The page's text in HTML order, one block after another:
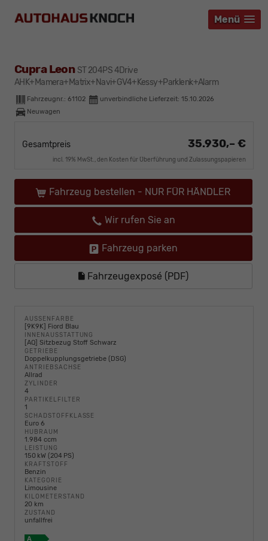
Menü
Menü
Menü
Cupra Leon ST 204PS 4Drive
AHK+Mamera+Matrix+Navi+GV4+Kessy+Parklenk+Alarm
Fahrzeugnr.: 61102 unverbindliche Lieferzeit: 15.10.2026
Neuwagen
Gesamtpreis 35.930,– €
incl. 19% MwSt., den Kosten für Überführung und Zulassungspapieren
Fahrzeug bestellen - NUR FÜR HÄNDLER
Wir rufen Sie an
Fahrzeug parken
Fahrzeugexposé (PDF)
AUSSENFARBE
[9K9K] Fiord Blau
INNENAUSSTATTUNG
[AQ] Sitzbezug Stoff Schwarz
GETRIEBE
Doppelkupplungsgetriebe (DSG)
ANTRIEBSACHSE
Allrad
ZYLINDER
4
PARTIKELFILTER
1
SCHADSTOFFKLASSE
Euro 6
HUBRAUM
1.984 ccm
LEISTUNG
150 kW (204 PS)
KRAFTSTOFF
Benzin
KATEGORIE
Limousine
KILOMETERSTAND
20 km
ZUSTAND
unfallfrei